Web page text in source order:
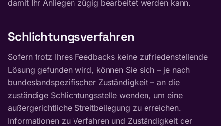
damit Ihr Anliegen zügig bearbeitet werden kann.
Schlichtungsverfahren
Sofern trotz Ihres Feedbacks keine zufriedenstellende
Lösung gefunden wird, können Sie sich – je nach
bundeslandspezifischer Zuständigkeit – an die
zuständige Schlichtungsstelle wenden, um eine
außergerichtliche Streitbeilegung zu erreichen.
Informationen zu Verfahren und Zuständigkeit der